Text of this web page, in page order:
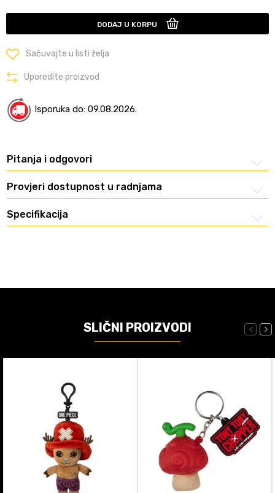
DODAJ U KORPU
Sačuvajte u listi želja
Uporedite proizvod
Isporuka do: 09.08.2026.
Pitanja i odgovori
Provjeri dostupnost u radnjama
Specifikacija
SLIČNI PROIZVODI